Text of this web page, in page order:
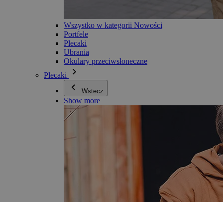
Wszystko w kategorii Nowości
Portfele
Plecaki
Ubrania
Okulary przeciwsłoneczne
Plecaki
Wstecz
Show more